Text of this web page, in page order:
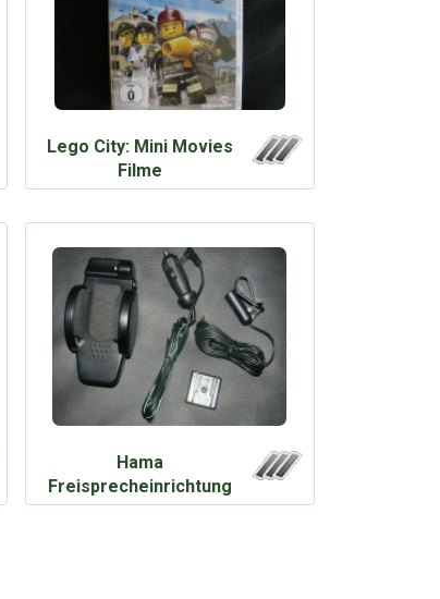
Lego City: Mini Movies
Filme
Hama
Freisprecheinrichtung
fürs Auto